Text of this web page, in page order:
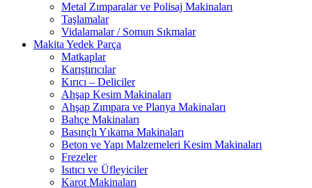
Metal Zımparalar ve Polisaj Makinaları
Taşlamalar
Vidalamalar / Somun Sıkmalar
Makita Yedek Parça
Matkaplar
Karıştırıcılar
Kırıcı – Deliciler
Ahşap Kesim Makinaları
Ahşap Zımpara ve Planya Makinaları
Bahçe Makinaları
Basınçlı Yıkama Makinaları
Beton ve Yapı Malzemeleri Kesim Makinaları
Frezeler
Isıtıcı ve Üfleyiciler
Karot Makinaları